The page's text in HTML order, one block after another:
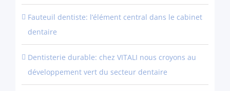
Fauteuil dentiste: l’élément central dans le cabinet
dentaire
Dentisterie durable: chez VITALI nous croyons au
développement vert du secteur dentaire